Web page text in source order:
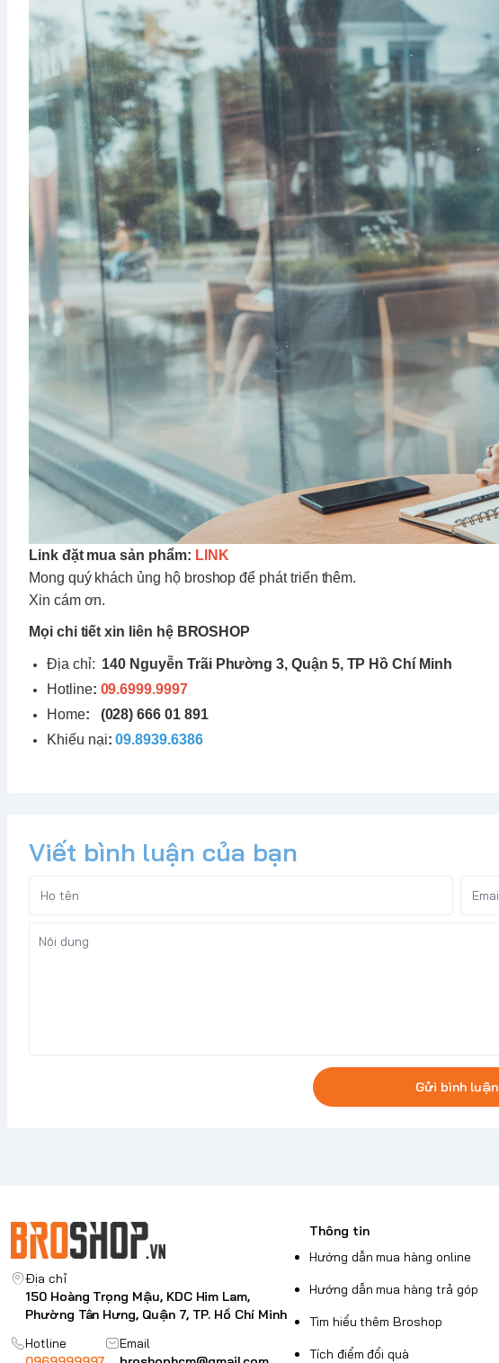
Link đặt mua sản phẩm: LINK
Mong quý khách ủng hộ broshop để phát triển thêm.
Xin cám ơn.
Mọi chi tiết xin liên hệ BROSHOP
Địa chỉ: 140 Nguyễn Trãi Phường 3, Quận 5, TP Hồ Chí Minh
Hotline: 09.6999.9997
Home:
(028) 666 01 891
Khiếu nại: 09.8939.6386
Viết bình luận của bạn
Gửi bình luận
Địa chỉ
150 Hoàng Trọng Mậu, KDC Him Lam,
Phường Tân Hưng, Quận 7, TP. Hồ Chí Minh
Hotline
Email
Thông tin
Hướng dẫn mua hàng online
Hướng dẫn mua hàng trả góp
Tìm hiểu thêm Broshop
Tích điểm đổi quà